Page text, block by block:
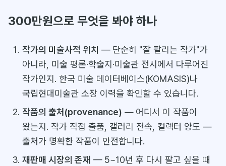
300만원으로 무엇을 봐야 하나
작가의 미술사적 위치 — 단순히 "잘 팔리는 작가"가
아니라, 미술 평론·학술지·미술관 전시에서 다루어진
작가인지. 한국 미술 데이터베이스(KOMASIS)나
국립현대미술관 소장 이력을 확인할 수 있습니다.
작품의 출처(provenance) — 어디서 이 작품이
왔는지. 작가 직접 출품, 갤러리 전속, 컬렉터 양도 —
출처가 명확한 작품이 안전합니다.
재판매 시장의 존재 — 5~10년 후 다시 팔고 싶을 때